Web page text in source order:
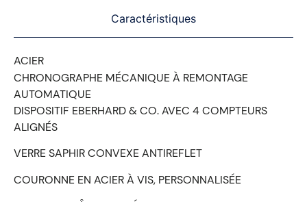
Caractéristiques
ACIER
CHRONOGRAPHE MÉCANIQUE À REMONTAGE
AUTOMATIQUE
DISPOSITIF EBERHARD & CO. AVEC 4 COMPTEURS
ALIGNÉS
VERRE SAPHIR CONVEXE ANTIREFLET
COURONNE EN ACIER À VIS, PERSONNALISÉE